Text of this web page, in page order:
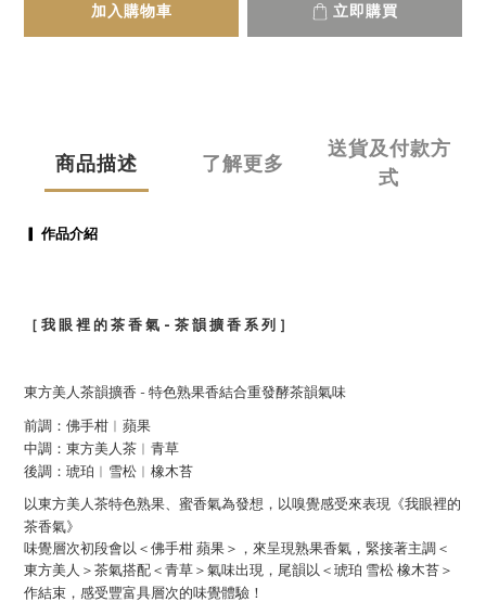
加入購物車 立即購買
商品描述 了解更多
送貨及付款方
式
▎ 作品介紹
［ 我 眼 裡 的 茶 香 氣 - 茶 韻 擴 香 系 列 ］
東方美人茶韻擴香 - 特色熟果香結合重發酵茶韻氣味
前調：佛手柑︱蘋果
中調：東方美人茶︱青草
後調：琥珀︱雪松︱橡木苔
以東方美人茶特色熟果、蜜香氣為發想，以嗅覺感受來表現《我眼裡的
茶香氣》
味覺層次初段會以＜佛手柑 蘋果＞，來呈現熟果香氣，緊接著主調＜
東方美人＞茶氣搭配＜青草＞氣味出現，尾韻以＜琥珀 雪松 橡木苔＞
作結束，感受豐富具層次的味覺體驗！